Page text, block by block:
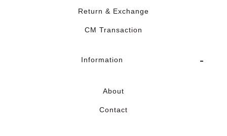
Return & Exchange
CM Transaction
Information
About
Contact